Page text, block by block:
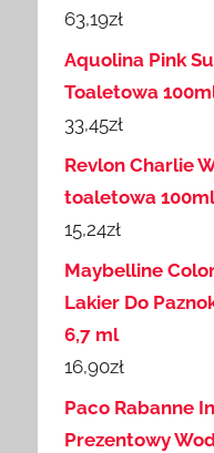
63,19zł
Aquolina Pink
Toaletowa
33,45zł
Revlon Charlie
toaletowa
15,24zł
Maybelline
Lakier Do
6,7 ml
16,90zł
Paco Rabanne
Prezentowy